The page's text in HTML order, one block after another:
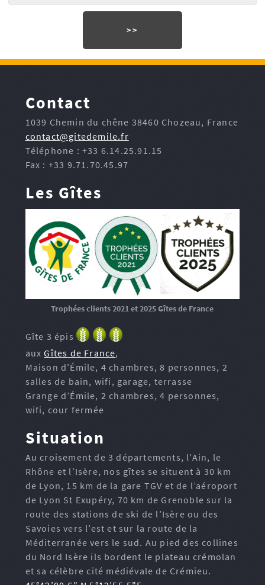
Contact
1039 Chemin du chêne 38460 Chozeau, France
contact@gitedemile.fr
Téléphone : +33 6.14.25.91.15
Fax : +33 9.71.70.45.97
Les Gîtes
Trophées clients 2021 et 2025 Gîtes de France
Gîte 3 épis
auxGîtes de France,
Maison d’Émile, 4 chambres, 8 personnes, 2
salles de bain, wifi, garage, terrasse
Grange d’Émile, 2 chambres, 4 personnes,
wifi, cour fermée
Situation
Au croisement de 3 départements, l’Ain, le
Rhône et l’Isère, nos gîtes se situent à 30 km
de Lyon, 15 km de la gare TGV et de l’aéroport
de Lyon St Exupéry, 70 km de Grenoble sur la
route des stations de ski de l’Isère ou des
Savoies vers l’est et sur la route de la
Méditerranée vers le sud. Au pied des collines
du Nord Isère ils bordent le plateau crémolan
et sa célèbre cité médiévale de Crémieu.